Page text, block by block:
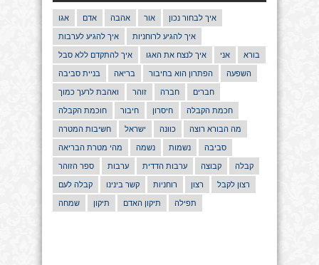
אגו אדם אהבה אור איך לבחור נכון
איך להגיע לערבות איך להגיע לרוחניות
איך להתקדם ללא סבל איך לנצח את האגו אני בורא
בניית סביבה בריאה הפתרון הוא בחיבור השפעה
ואהבת לרעך כמוך זוהר חברה חברים
חוכמת הקבלה חיבור חיסרון חכמת הקבלה
חשיבות המטרה ישראל כוונה מה הבורא רוצה
מהי מטרת הבריאה נשמה נשמות סביבה
ספר הזוהר ערבות ערבות הדדית קבוצה קבלה
קבלה לעם קשר בינינו רוחניות רצון רצון לקבל
שמחה תיקון תיקון האדם תפילה